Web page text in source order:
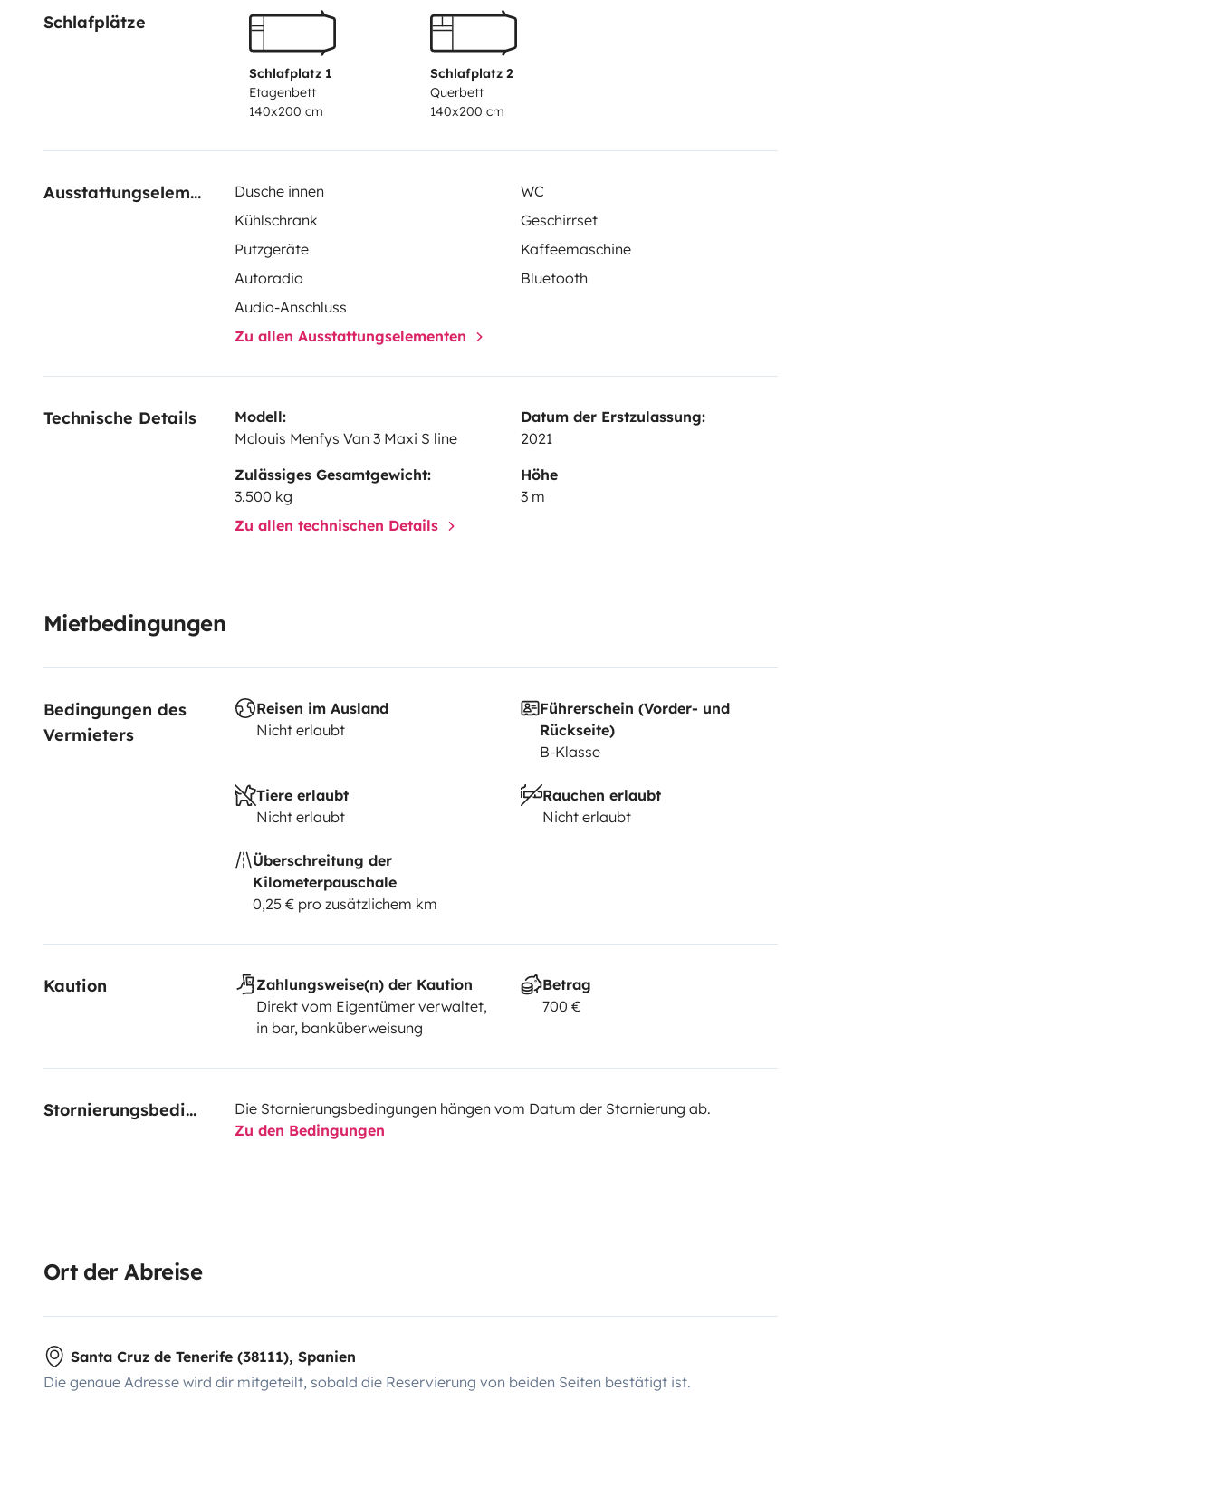
Schlafplätze
Schlafplatz 1
Etagenbett
140x200 cm
Schlafplatz 2
Querbett
140x200 cm
Ausstattungselemente Dusche innen
WC
Kühlschrank
Geschirrset
Putzgeräte
Kaffeemaschine
Autoradio
Bluetooth
Audio-Anschluss
Zu allen Ausstattungselementen
Technische Details
Modell:
Mclouis Menfys Van 3 Maxi S line
Datum der Erstzulassung:
2021
Zulässiges Gesamtgewicht:
3.500 kg
Höhe
3 m
Zu allen technischen Details
Mietbedingungen
Bedingungen des
Vermieters
Reisen im Ausland
Nicht erlaubt
Führerschein (Vorder- und
Rückseite)
B-Klasse
Tiere erlaubt
Nicht erlaubt
Rauchen erlaubt
Nicht erlaubt
Überschreitung der
Kilometerpauschale
0,25 € pro zusätzlichem km
Kaution
Zahlungsweise(n) der Kaution
Direkt vom Eigentümer verwaltet,
in bar, banküberweisung
Betrag
700 €
Stornierungsbedingungen
Die Stornierungsbedingungen hängen vom Datum der Stornierung ab.
Zu den Bedingungen
Ort der Abreise
Santa Cruz de Tenerife (38111), Spanien
Die genaue Adresse wird dir mitgeteilt, sobald die Reservierung von beiden Seiten bestätigt ist.